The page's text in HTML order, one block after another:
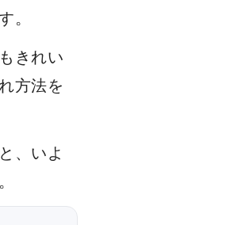
。
きれい
方法を
、いよ